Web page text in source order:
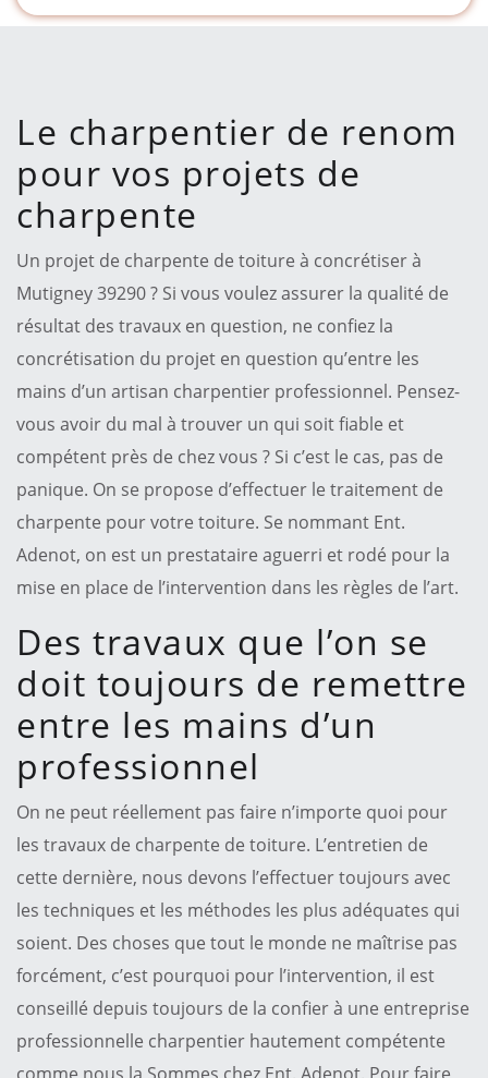
Le charpentier de renom
pour vos projets de
charpente
Un projet de charpente de toiture à concrétiser à
Mutigney 39290 ? Si vous voulez assurer la qualité de
résultat des travaux en question, ne confiez la
concrétisation du projet en question qu’entre les
mains d’un artisan charpentier professionnel. Pensez-
vous avoir du mal à trouver un qui soit fiable et
compétent près de chez vous ? Si c’est le cas, pas de
panique. On se propose d’effectuer le traitement de
charpente pour votre toiture. Se nommant Ent.
Adenot, on est un prestataire aguerri et rodé pour la
mise en place de l’intervention dans les règles de l’art.
Des travaux que l’on se
doit toujours de remettre
entre les mains d’un
professionnel
On ne peut réellement pas faire n’importe quoi pour
les travaux de charpente de toiture. L’entretien de
cette dernière, nous devons l’effectuer toujours avec
les techniques et les méthodes les plus adéquates qui
soient. Des choses que tout le monde ne maîtrise pas
forcément, c’est pourquoi pour l’intervention, il est
conseillé depuis toujours de la confier à une entreprise
professionnelle charpentier hautement compétente